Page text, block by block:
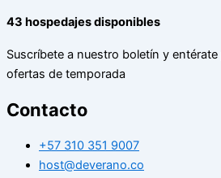
43 hospedajes disponibles
Suscríbete a nuestro boletín y
ofertas de temporada
Contacto
+57 310 351 9007
host@deverano.co